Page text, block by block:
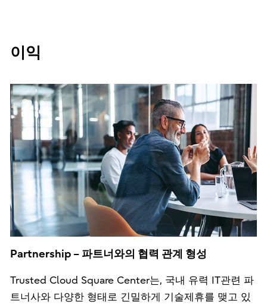
이익
Partnership – 파트너와의 협력 관계 형성
Trusted Cloud Square Center는, 국내 유력 IT관련 파
트너사와 다양한 형태로 긴밀하게 기술제휴를 맺고 있